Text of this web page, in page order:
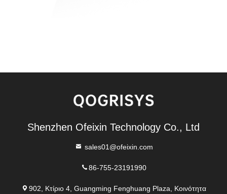
Shenzhen Ofeixin Technology Co., Ltd
sales01@ofeixin.com
86-755-23191990
902, Κτίριο 4, Guangming Fenghuang Plaza, Κοινότητα